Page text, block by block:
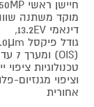
דינאמי 13.2EV,
וציפוי
אחורית